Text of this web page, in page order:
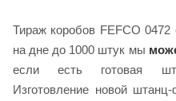
Тираж коробов FEFCO
на дне до 1000 штук мы
если есть готовая
Изготовление новой